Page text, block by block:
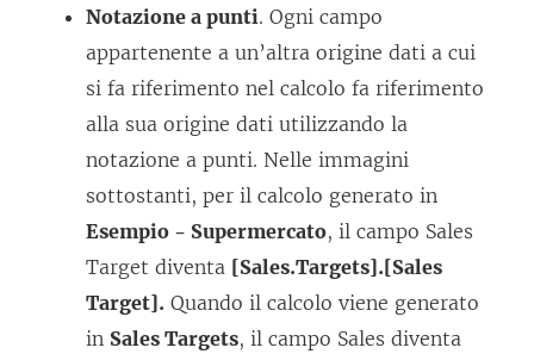
Notazione a punti. Ogni campo
appartenente a un’altra origine dati a cui
si fa riferimento nel calcolo fa riferimento
alla sua origine dati utilizzando la
notazione a punti. Nelle immagini
sottostanti, per il calcolo generato in
Esempio - Supermercato, il campo Sales
Target diventa [Sales.Targets].[Sales
Target]. Quando il calcolo viene generato
in Sales Targets, il campo Sales diventa